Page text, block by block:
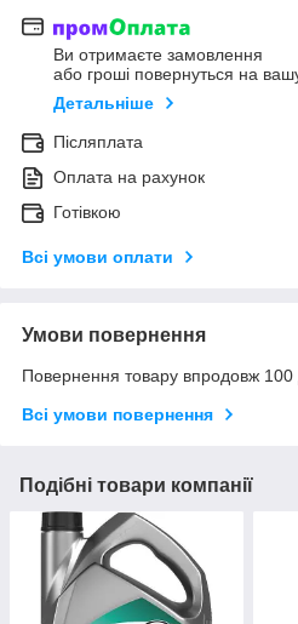
Ви отримаєте замовлення
або гроші повернуться на
Детальніше
Післяплата
Оплата на рахунок
Готівкою
Всі умови оплати
Умови повернення
Повернення товару впродовж 100
Всі умови повернення
Подібні товари компанії